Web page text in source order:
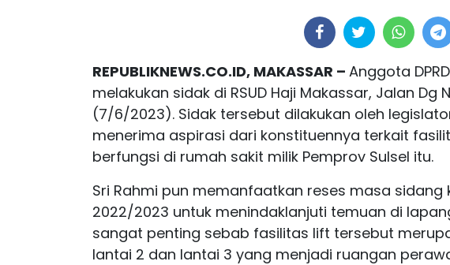
REPUBLIKNEWS.CO.ID, MAKASSAR – Anggota
melakukan sidak di RSUD Haji Makassar, Jalan Dg
(7/6/2023). Sidak tersebut dilakukan oleh
menerima aspirasi dari konstituennya terkait
berfungsi di rumah sakit milik Pemprov Sulsel itu.
Sri Rahmi pun memanfaatkan reses masa
2022/2023 untuk menindaklanjuti temuan di
sangat penting sebab fasilitas lift tersebut
lantai 2 dan lantai 3 yang menjadi ruangan